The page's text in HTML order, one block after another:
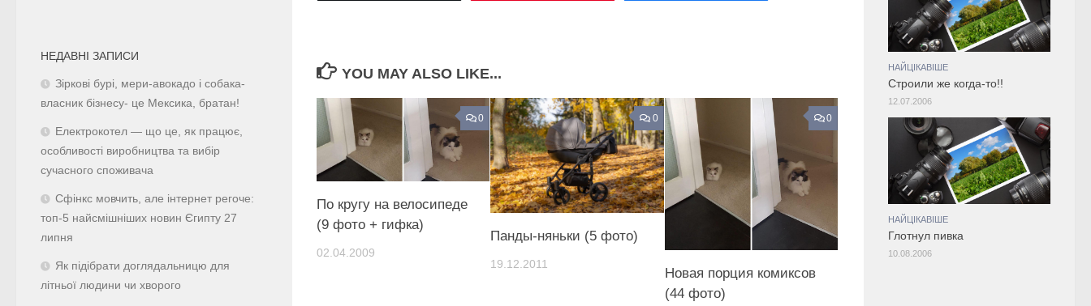
YOU MAY ALSO LIKE...
0
По кругу на велосипеде
(9 фото + гифка)
02.04.2009
0
Панды-няньки (5 фото)
19.12.2011
0
Новая порция комиксов
(44 фото)
НЕДАВНІ ЗАПИСИ
Зіркові бурі, мери-авокадо і собака-
власник бізнесу- це Мексика, братан!
Електрокотел — що це, як працює,
особливості виробництва та вибір
сучасного споживача
Сфінкс мовчить, але інтернет регоче:
топ-5 найсмішніших новин Єгипту 27
липня
Як підібрати доглядальницю для
літньої людини чи хворого
НАЙЦІКАВІШЕ
Строили же когда-то!!
12.07.2006
НАЙЦІКАВІШЕ
Глотнул пивка
10.08.2006